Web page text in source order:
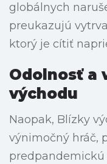
globálnych
preukazujú
ktorý je cítiť
Odolnosť a
východu
Naopak, Blízky
výnimočný hráč,
predpandemickú